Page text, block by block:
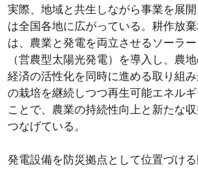
実際、地域と共生しながら事業を展
は全国各地に広がっている。耕作放
は、農業と発電を両立させるソーラ
（営農型太陽光発電）を導入し、農
経済の活性化を同時に進める取り組
の栽培を継続しつつ再生可能エネル
ことで、農業の持続性向上と新たな
つなげている。
発電設備を防災拠点として位置づける